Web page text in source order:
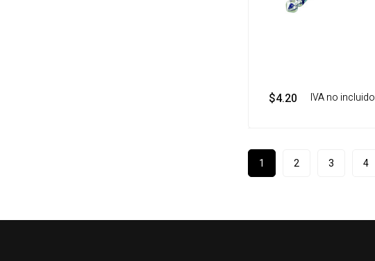
$4.20 ‎ ‎ ‎ IVA no incluido
1 2 3 4